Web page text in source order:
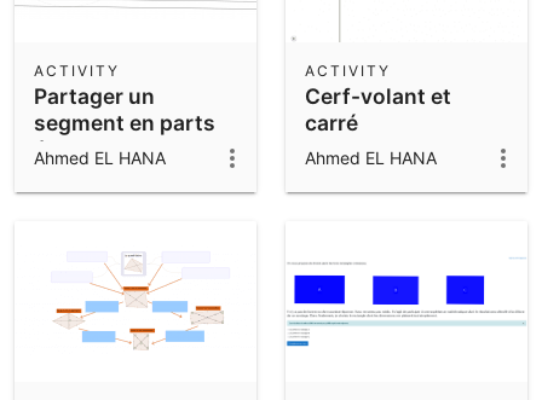
Probability and Statistics
Community Resources
Get started with our Resources
Notes
App Downloads
Partager un
segment en parts
égales
ACTIVITY
Ahmed EL HANA
Cerf-volant et
carré
ACTIVITY
Ahmed EL HANA